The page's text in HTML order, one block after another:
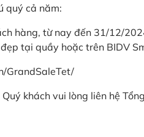
quý cả năm:
hàng, từ nay đến 31/12/
tại quầy hoặc trên BIDV
GrandSaleTet/
khách vui lòng liên hệ